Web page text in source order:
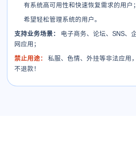
有系统高可用性和快速恢复需求的用户；
希望轻松管理系统的用户。
支持业务场景：
电子商务、论坛、SNS、
网应用；
禁止用途：
私服、色情、外挂等非法应用
不退款！